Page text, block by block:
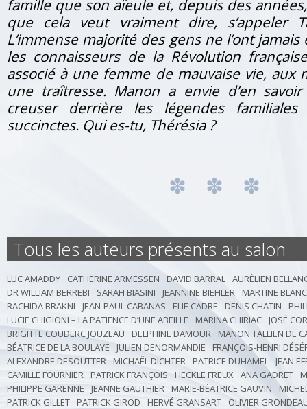
famille que son aïeule et, depuis des
que cela veut vraiment dire, s’appeler
L’immense majorité des gens ne l’ont
les connaisseurs de la Révolution
associé à une femme de mauvaise vie, aux
une traîtresse. Manon a envie d’en
creuser derrière les légendes
succinctes. Qui es-tu, Thérésia ?
Tous les auteurs présents au salon
LUC AMADDY CATHERINE ARMESSEN DAVID BARRAL AURÉLIEN
DR WILLIAM BERREBI
SARAH BIASINI JEANNINE BIEHLER
MARTINE
RACHIDA BRAKNI
JEAN-PAUL CABANAS ELIE CADRE DENIS CHATIN
LUCIE CHIGIONI – LA PATIENCE D’UNE ABEILLE
MARINA CHIRIAC
JOSÉ
BRIGITTE COUDERC JOUZEAU
DELPHINE DAMOUR
MANON TALLIEN DE
BÉATRICE DE LA BOULAYE
JULIEN DENORMANDIE
FRANÇOIS-HENRI
ALEXANDRE DESOUTTER MICHAËL DICHTER PATRICE DUHAMEL JEAN
CAMILLE FOURNIER PATRICK FRANÇOIS HECKLE FREUX ANA GADRET
PHILIPPE GARENNE
JEANNE GAUTHIER MARIE-BÉATRICE GAUVIN
PATRICK GILLET PATRICK GIROD HERVÉ GRANSART
OLIVIER